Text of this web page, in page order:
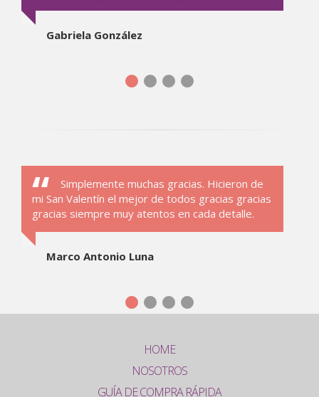
Gabriela González
Simplemente muchas gracias. Hicieron de
mi San Valentín el mejor de todos gracias gracias
gracias siempre muy atentos en cada detalle.
Marco Antonio Luna
HOME
NOSOTROS
GUÍA DE COMPRA RÁPIDA